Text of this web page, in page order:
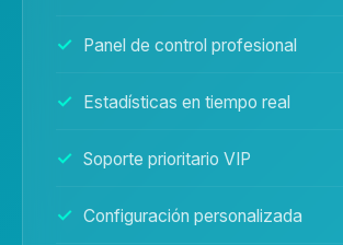
Panel de control profesional
Estadísticas en tiempo real
Soporte prioritario VIP
Configuración personalizada